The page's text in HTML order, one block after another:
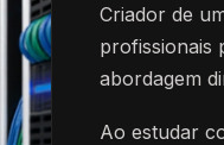
Criador de
profissionais
abordagem
Ao estudar